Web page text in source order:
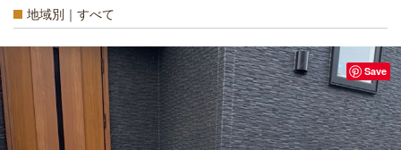
地域別｜すべて
Save